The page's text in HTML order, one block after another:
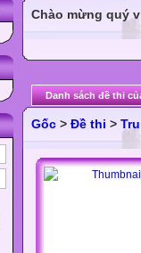
Chào mừng quý
Danh sách đề thi
Gốc > Đề thi >